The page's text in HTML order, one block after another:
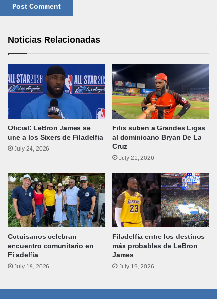
Noticias Relacionadas
Oficial: LeBron James se
une a los Sixers de Filadelfia
July 24, 2026
Filis suben a Grandes Ligas
al dominicano Bryan De La
Cruz
July 21, 2026
Cotuisanos celebran
encuentro comunitario en
Filadelfia
July 19, 2026
Filadelfia entre los destinos
más probables de LeBron
James
July 19, 2026